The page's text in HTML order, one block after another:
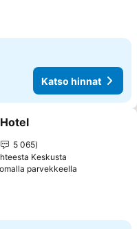
Katso hinnat
suosikkeihin
5 065
Keskusta
parvekkeella